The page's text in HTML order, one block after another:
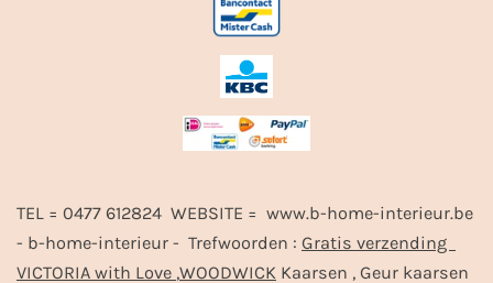
TEL = 0477 612824 WEBSITE = www.b-home-interieur.be
- b-home-interieur - Trefwoorden : Gratis verzending
VICTORIA with Love ,WOODWICK Kaarsen , Geur kaarsen